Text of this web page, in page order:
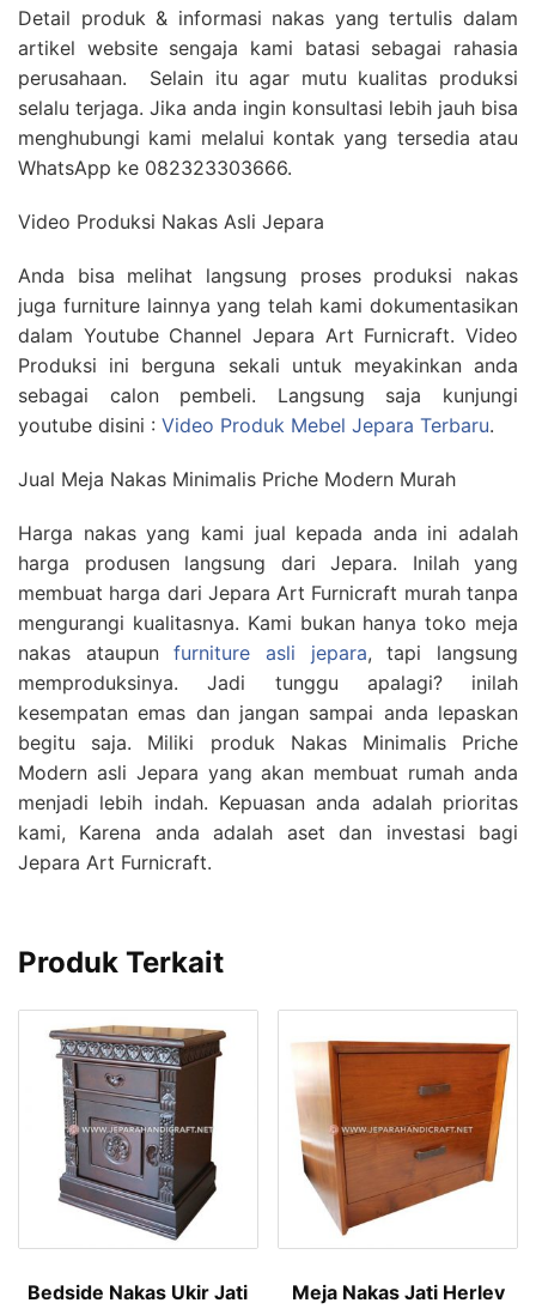
Detail produk & informasi nakas yang tertulis dalam
artikel website sengaja kami batasi sebagai rahasia
perusahaan. Selain itu agar mutu kualitas produksi
selalu terjaga. Jika anda ingin konsultasi lebih jauh bisa
menghubungi kami melalui kontak yang tersedia atau
WhatsApp ke 082323303666.
Video Produksi Nakas Asli Jepara
Anda bisa melihat langsung proses produksi nakas
juga furniture lainnya yang telah kami dokumentasikan
dalam Youtube Channel Jepara Art Furnicraft. Video
Produksi ini berguna sekali untuk meyakinkan anda
sebagai calon pembeli. Langsung saja kunjungi
youtube disini : Video Produk Mebel Jepara Terbaru.
Jual Meja Nakas Minimalis Priche Modern Murah
Harga nakas yang kami jual kepada anda ini adalah
harga produsen langsung dari Jepara. Inilah yang
membuat harga dari Jepara Art Furnicraft murah tanpa
mengurangi kualitasnya. Kami bukan hanya toko meja
nakas ataupunfurniture asli jepara, tapi langsung
memproduksinya. Jadi tunggu apalagi? inilah
kesempatan emas dan jangan sampai anda lepaskan
begitu saja. Miliki produk Nakas Minimalis Priche
Modern asli Jepara yang akan membuat rumah anda
menjadi lebih indah. Kepuasan anda adalah prioritas
kami, Karena anda adalah aset dan investasi bagi
Jepara Art Furnicraft.
Produk Terkait
Bedside Nakas Ukir Jati
Meja Nakas Jati Herlev